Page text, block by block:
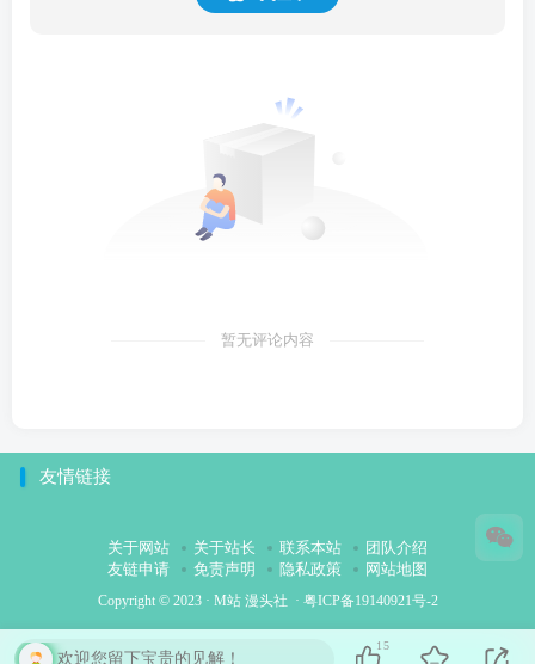
暂无评论内容
友情链接
关于网站 关于站长 联系本站
团队介绍
友链申请
免责声明 隐私政策 网站地图
Copyright © 2023 · M站 漫头社 · 粤ICP备19140921号-2
欢迎您留下宝贵的见解！
15